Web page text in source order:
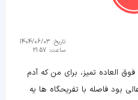
تاریخ: 1404/06/03
ساعت: 21:57
العاده تمیز، برای من که آدم
بود فاصله با تفریحگاه ها یه